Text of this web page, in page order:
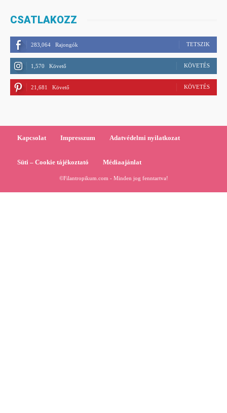
CSATLAKOZZ
283,064 Rajongók TETSZIK
1,570 Követő KÖVETÉS
21,681 Követő KÖVETÉS
Kapcsolat Impresszum Adatvédelmi nyilatkozat
Süti – Cookie tájékoztató Médiaajánlat
©Filantropikum.com - Minden jog fenntartva!